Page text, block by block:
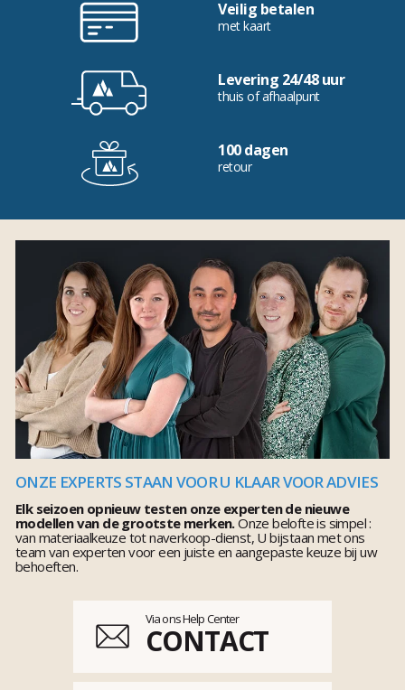
Veilig betalen
met kaart
Levering 24/48 uur
thuis of afhaalpunt
100 dagen
retour
ONZE EXPERTS STAAN VOOR U KLAAR VOOR ADVIES
Elk seizoen opnieuw testen onze experten de nieuwe
modellen van de grootste merken.Onze belofte is simpel :
van materiaalkeuze tot naverkoop-dienst, U bijstaan met ons
team van experten voor een juiste en aangepaste keuze bij uw
behoeften.
Via ons Help Center
CONTACT